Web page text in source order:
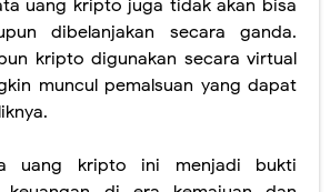
uang kripto juga tidak akan bisa
dibelanjakan secara ganda.
kripto digunakan secara virtual
muncul pemalsuan yang dapat
uang kripto ini menjadi bukti